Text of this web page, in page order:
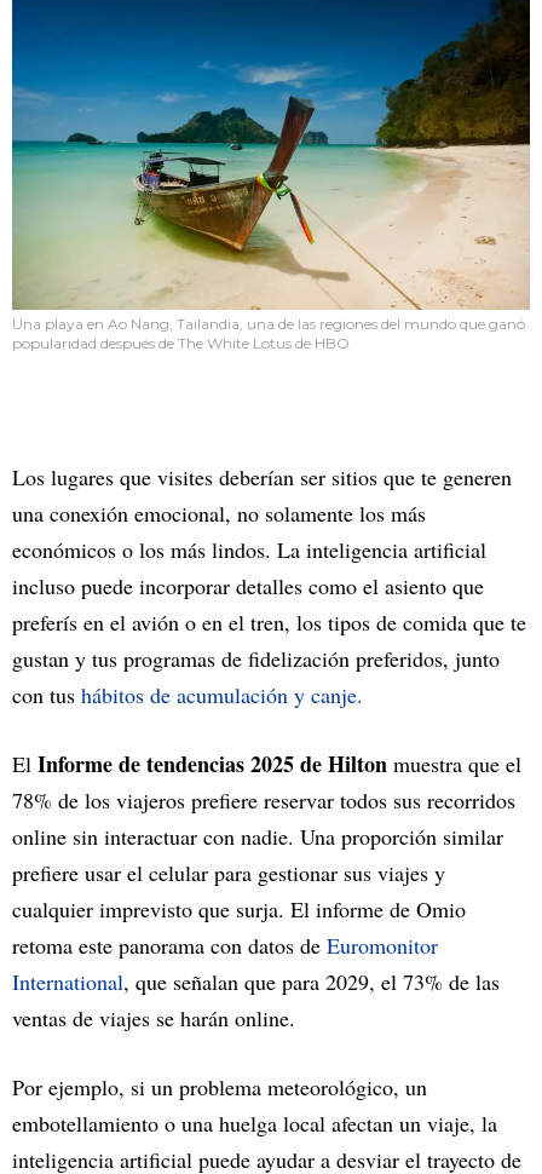
Una playa en Ao Nang, Tailandia, una de las regiones del mundo que ganó
popularidad después de The White Lotus de HBO.
Los lugares que visites deberían ser sitios que te generen
una conexión emocional, no solamente los más
económicos o los más lindos. La inteligencia artificial
incluso puede incorporar detalles como el asiento que
preferís en el avión o en el tren, los tipos de comida que te
gustan y tus programas de fidelización preferidos, junto
con tus hábitos de acumulación y canje.
El Informe de tendencias 2025 de Hilton muestra que el
78% de los viajeros prefiere reservar todos sus recorridos
online sin interactuar con nadie. Una proporción similar
prefiere usar el celular para gestionar sus viajes y
cualquier imprevisto que surja. El informe de Omio
retoma este panorama con datos de Euromonitor
International, que señalan que para 2029, el 73% de las
ventas de viajes se harán online.
Por ejemplo, si un problema meteorológico, un
embotellamiento o una huelga local afectan un viaje, la
inteligencia artificial puede ayudar a desviar el trayecto de